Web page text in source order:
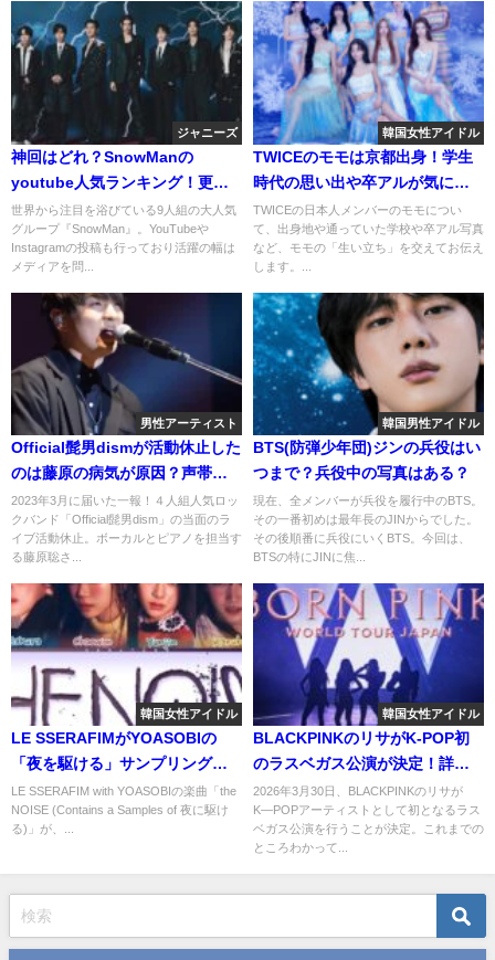
ジャニーズ
神回はどれ？SnowManの
youtube人気ランキング！更新
日や生配信についても調査！
世界から注目を浴びている9人組の大人気
グループ『SnowMan』。YouTubeや
Instagramの投稿も行っており活躍の幅は
メディアを問...
韓国女性アイドル
TWICEのモモは京都出身！学生
時代の思い出や卒アルが気にな
る！
TWICEの日本人メンバーのモモについ
て、出身地や通っていた学校や卒アル写真
など、モモの「生い立ち」を交えてお伝え
します。...
男性アーティスト
Official髭男dismが活動休止した
のは藤原の病気が原因？声帯ポ
リープの症状ってどんななの？
2023年3月に届いた一報！４人組人気ロッ
クバンド「Official髭男dism」の当面のラ
イブ活動休止。ボーカルとピアノを担当す
る藤原聡さ...
韓国男性アイドル
BTS(防弾少年団)ジンの兵役はい
つまで？兵役中の写真はある？
現在、全メンバーが兵役を履行中のBTS。
その一番初めは最年長のJINからでした。
その後順番に兵役にいくBTS。今回は、
BTSの特にJINに焦...
韓国女性アイドル
LE SSERAFIMがYOASOBIの
「夜を駆ける」サンプリング！
両方のファンの反応は？
LE SSERAFIM with YOASOBIの楽曲「the
NOISE (Contains a Samples of 夜に駆け
る)」が、...
韓国女性アイドル
BLACKPINKのリサがK-POP初
のラスベガス公演が決定！詳細
を調べてみた！
2026年3月30日、BLACKPINKのリサが
K―POPアーティストとして初となるラス
ベガス公演を行うことが決定。これまでの
ところわかって...